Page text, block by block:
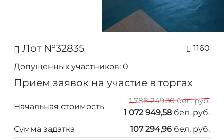
Лот №32835
1160
Допущенных участников: 0
Прием заявок на участие в торгах
Начальная стоимость
1 788 249,30 бел. руб.
1 072 949,58 бел. руб.
Сумма задатка
107 294,96 бел. руб.